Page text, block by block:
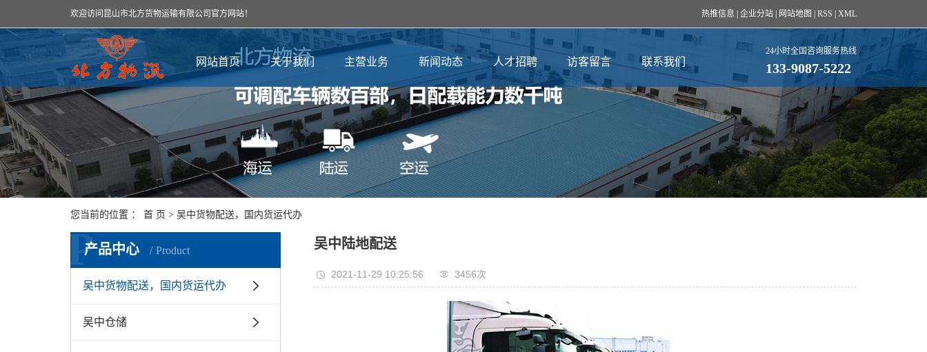
欢迎访问昆山市北方货物运输有限公司官方网站！ 热推信息 企业分站 网站地图 RSS XML
网站首页 关于我们 主营业务 新闻动态 人才招聘 访客留言 联系我们
24小时全国咨询服务热线
133-9087-5222
您当前的位置 ： 首 页 > 吴中货物配送，国内货运代办
产品中心 Product
P
吴中货物配送，国内货运代办
吴中仓储
吴中陆地配送
2021-11-29 10:25:56 3456次